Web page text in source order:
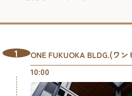
1
ONE FUKUOKA BLDG.(ワン
10:00